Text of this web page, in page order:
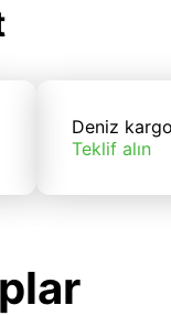
Deniz
Teklif alın